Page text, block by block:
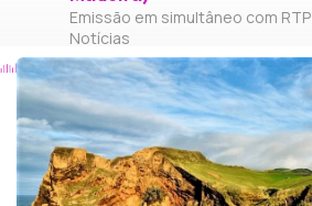
Emissão em simultâneo com RTP
Notícias